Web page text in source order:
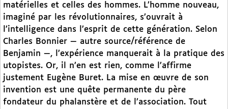
matérielles et celles des hommes. L’homme nouveau,
imaginé par les révolutionnaires, s’ouvrait à
l’intelligence dans l’esprit de cette génération. Selon
Charles Bonnier — autre source/référence de
Benjamin —, l’expérience manquerait à la pratique des
utopistes. Or, il n’en est rien, comme l’affirme
justement Eugène Buret. La mise en œuvre de son
invention est une quête permanente du père
fondateur du phalanstère et de l’association. Tout